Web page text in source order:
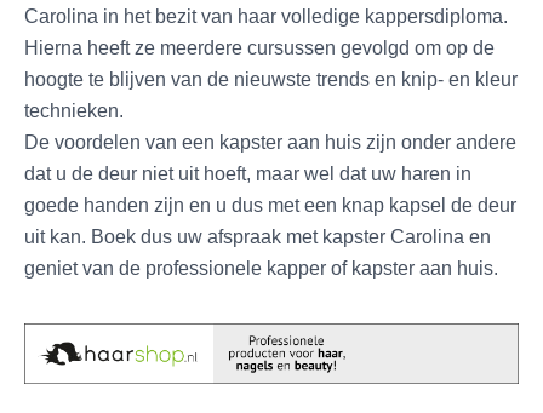
Carolina in het bezit van haar volledige kappersdiploma.
Hierna heeft ze meerdere cursussen gevolgd om op de
hoogte te blijven van de nieuwste trends en knip- en kleur
technieken.
De voordelen van een kapster aan huis zijn onder andere
dat u de deur niet uit hoeft, maar wel dat uw haren in
goede handen zijn en u dus met een knap kapsel de deur
uit kan. Boek dus uw afspraak met kapster Carolina en
geniet van de professionele kapper of kapster aan huis.